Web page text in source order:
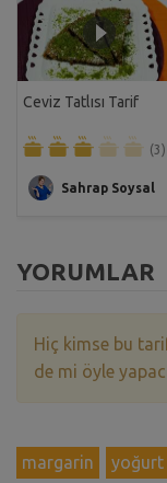
Ceviz Tatlısı Tarif
(3)
Sahrap Soysal
YORUMLAR
Hiç kimse bu
de mi öyle
margarin yoğurt